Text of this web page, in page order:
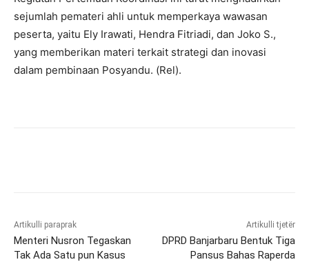
sejumlah pemateri ahli untuk memperkaya wawasan
peserta, yaitu Ely Irawati, Hendra Fitriadi, dan Joko S.,
yang memberikan materi terkait strategi dan inovasi
dalam pembinaan Posyandu. (Rel).
Artikulli paraprak
Menteri Nusron Tegaskan
Tak Ada Satu pun Kasus
Artikulli tjetër
DPRD Banjarbaru Bentuk Tiga
Pansus Bahas Raperda